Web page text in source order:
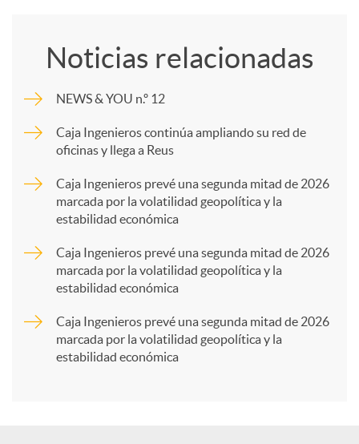
m
p
a
Noticias relacionadas
NEWS & YOU n.º 12
Caja Ingenieros continúa ampliando su red de
oficinas y llega a Reus
Caja Ingenieros prevé una segunda mitad de 2026
marcada por la volatilidad geopolítica y la
estabilidad económica
Caja Ingenieros prevé una segunda mitad de 2026
marcada por la volatilidad geopolítica y la
estabilidad económica
Caja Ingenieros prevé una segunda mitad de 2026
marcada por la volatilidad geopolítica y la
estabilidad económica